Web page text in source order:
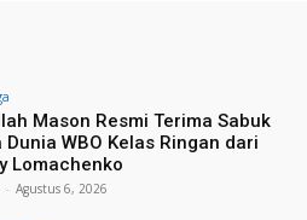
Mason Resmi Terima Sabuk
Dunia WBO Kelas Ringan dari
Lomachenko
- Agustus 6, 2026